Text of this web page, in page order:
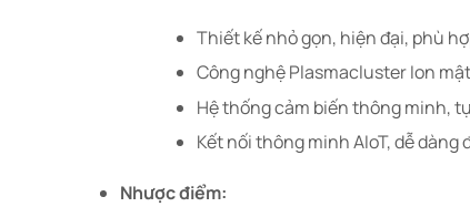
Thiết kế nhỏ gọn, hiện đại, phù
Công nghệ Plasmacluster Ion
Hệ thống cảm biến thông minh,
Kết nối thông minh AIoT, dễ
Nhược điểm: